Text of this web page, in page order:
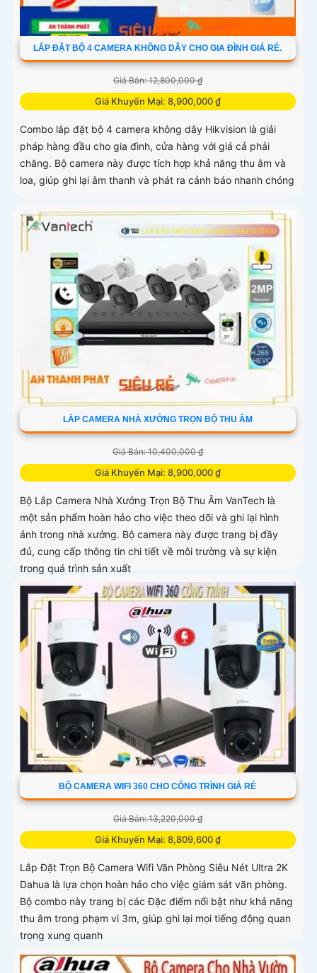
LẮP ĐẶT BỘ 4 CAMERA KHÔNG DÂY CHO GIA ĐÌNH GIÁ RẺ.
Giá Bán: 12,800,000 ₫
Giá Khuyến Mại: 8,900,000 ₫
Combo lắp đặt bộ 4 camera không dây Hikvision là giải
pháp hàng đầu cho gia đình, cửa hàng với giá cả phải
chăng. Bộ camera này được tích hợp khả năng thu âm và
loa, giúp ghi lại âm thanh và phát ra cảnh báo nhanh chóng
LẮP CAMERA NHÀ XƯỞNG TRỌN BỘ THU ÂM
Giá Bán: 10,400,000 ₫
Giá Khuyến Mại: 8,900,000 ₫
Bộ Lắp Camera Nhà Xưởng Trọn Bộ Thu Âm VanTech là
một sản phẩm hoàn hảo cho việc theo dõi và ghi lại hình
ảnh trong nhà xưởng. Bộ camera này được trang bị đầy
đủ, cung cấp thông tin chi tiết về môi trường và sự kiện
trong quá trình sản xuất
BỘ CAMERA WIFI 360 CHO CÔNG TRÌNH GIÁ RẺ
Giá Bán: 13,220,000 ₫
Giá Khuyến Mại: 8,809,600 ₫
Lắp Đặt Trọn Bộ Camera Wifi Văn Phòng Siêu Nét Ultra 2K
Dahua là lựa chọn hoàn hảo cho việc giám sát văn phòng.
Bộ combo này trang bị các Đặc điểm nổi bật như khả năng
thu âm trong phạm vi 3m, giúp ghi lại mọi tiếng động quan
trọng xung quanh